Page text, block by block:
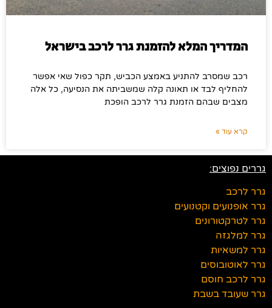
המדריך המלא להזמנת גרר לרכב בישראל
רכב שמסרב להתניע באמצע הכביש, תקר כפול שאי אפשר
להחליף לבד או תאונה קלה שמשביתה את הנסיעה, כל אלה
מצבים שבהם הזמנת גרר לרכב הופכת
קרא עוד »
גררים נפוצים:
גרר לרכב
גרר אופנועים וקטנועים
גרר לטרקטורונים
גרר למלגזה
גרר למשאיות
גרר לאוטובוסים
גרר לרכב חוסם
גרר שעובד בשבת